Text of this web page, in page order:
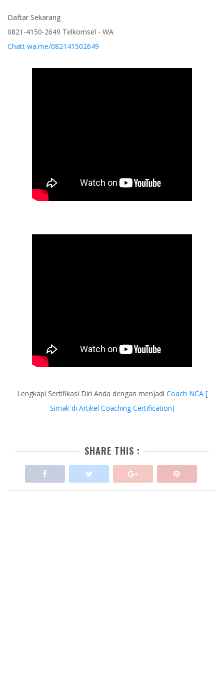
Daftar Sekarang
0821-4150-2649 Telkomsel - WA
Chatt wa.me/082141502649
Lengkapi Sertifikasi Diri Anda dengan menjadi Coach NCA [
Simak di Artikel Coaching Certification]
SHARE THIS :